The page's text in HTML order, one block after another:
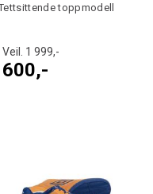
toppmodell
Veil. 1 999,-
600,-